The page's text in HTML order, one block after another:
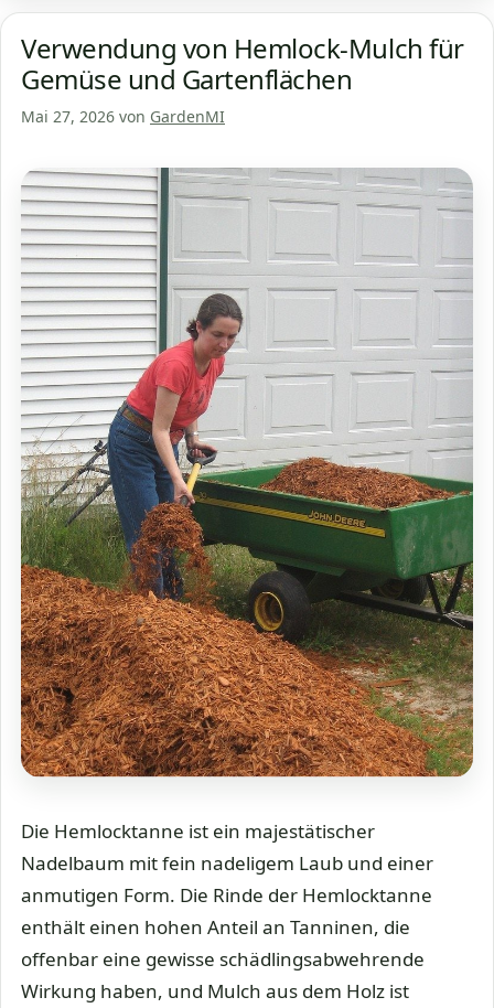
Verwendung von Hemlock-Mulch für
Gemüse und Gartenflächen
Mai 27, 2026 von GardenMI
Die Hemlocktanne ist ein majestätischer
Nadelbaum mit fein nadeligem Laub und einer
anmutigen Form. Die Rinde der Hemlocktanne
enthält einen hohen Anteil an Tanninen, die
offenbar eine gewisse schädlingsabwehrende
Wirkung haben, und Mulch aus dem Holz ist